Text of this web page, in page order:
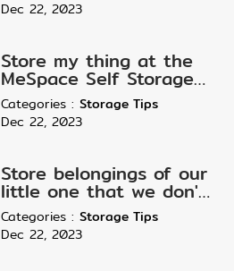
Dec 22, 2023
Store my thing at the
MeSpace Self Storage
after returning from the
Japan trip.
Categories: Storage Tips
Dec 22, 2023
Store belongings of our
little one that we don't
want to discard.
Categories: Storage Tips
Dec 22, 2023